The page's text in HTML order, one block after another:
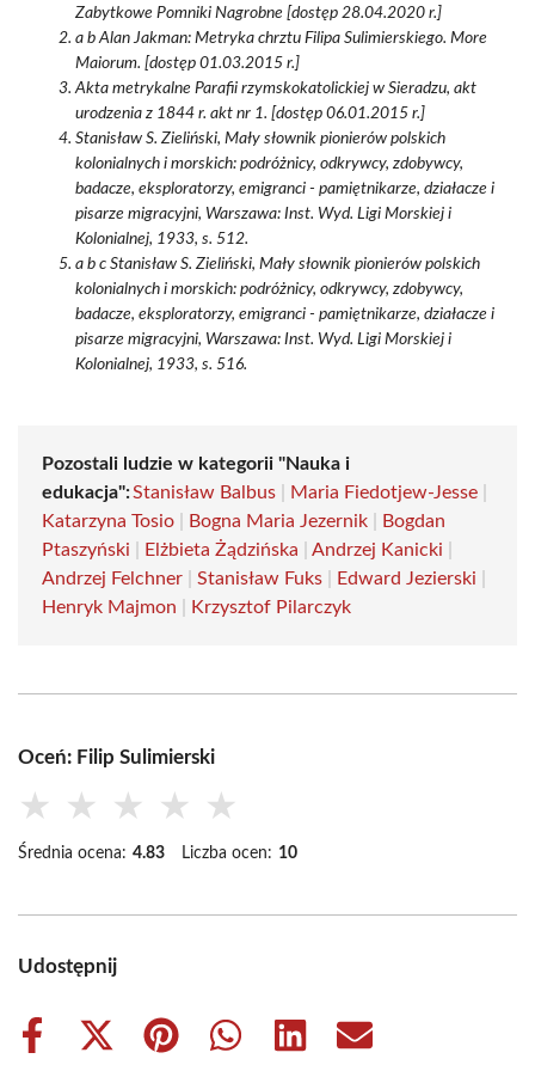
Zabytkowe Pomniki Nagrobne [dostęp 28.04.2020 r.]
a b Alan Jakman: Metryka chrztu Filipa Sulimierskiego. More
Maiorum. [dostęp 01.03.2015 r.]
Akta metrykalne Parafii rzymskokatolickiej w Sieradzu, akt
urodzenia z 1844 r. akt nr 1. [dostęp 06.01.2015 r.]
Stanisław S. Zieliński, Mały słownik pionierów polskich
kolonialnych i morskich: podróżnicy, odkrywcy, zdobywcy,
badacze, eksploratorzy, emigranci - pamiętnikarze, działacze i
pisarze migracyjni, Warszawa: Inst. Wyd. Ligi Morskiej i
Kolonialnej, 1933, s. 512.
a b c Stanisław S. Zieliński, Mały słownik pionierów polskich
kolonialnych i morskich: podróżnicy, odkrywcy, zdobywcy,
badacze, eksploratorzy, emigranci - pamiętnikarze, działacze i
pisarze migracyjni, Warszawa: Inst. Wyd. Ligi Morskiej i
Kolonialnej, 1933, s. 516.
Pozostali ludzie w kategorii "Nauka i
edukacja":Stanisław Balbus Maria Fiedotjew-Jesse
Katarzyna Tosio
Bogna Maria Jezernik
Bogdan
Ptaszyński
Elżbieta Żądzińska Andrzej Kanicki
Andrzej Felchner
Stanisław Fuks Edward Jezierski
Henryk Majmon
Krzysztof Pilarczyk
Oceń: Filip Sulimierski
★ ★ ★ ★ ★
Średnia ocena: 4.83 Liczba ocen: 10
Udostępnij
Share
Share
Share
Share
Share
Share